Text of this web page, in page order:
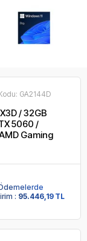
GA2144D
/ 32GB
5060 /
Gaming
: 95.446,19 TL